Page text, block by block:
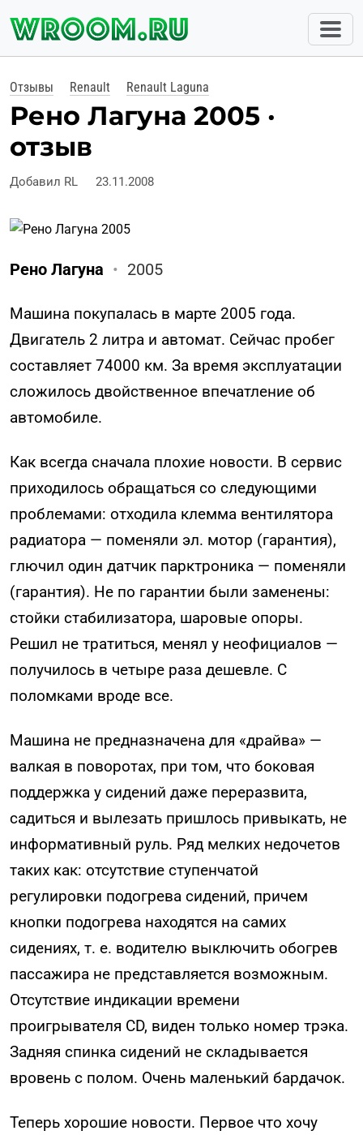
Отзывы Renault Renault Laguna
Рено Лагуна 2005 ·
отзыв
Добавил RL 23.11.2008
Рено Лагуна • 2005
Машина покупалась в марте 2005 года.
Двигатель 2 литра и автомат. Сейчас пробег
составляет 74000 км. За время эксплуатации
сложилось двойственное впечатление об
автомобиле.
Как всегда сначала плохие новости. В сервис
приходилось обращаться со следующими
проблемами: отходила клемма вентилятора
радиатора — поменяли эл. мотор (гарантия),
глючил один датчик парктроника — поменяли
(гарантия). Не по гарантии были заменены:
стойки стабилизатора, шаровые опоры.
Решил не тратиться, менял у неофициалов —
получилось в четыре раза дешевле. С
поломками вроде все.
Машина не предназначена для «драйва» —
валкая в поворотах, при том, что боковая
поддержка у сидений даже переразвита,
садиться и вылезать пришлось привыкать, не
информативный руль. Ряд мелких недочетов
таких как: отсутствие ступенчатой
регулировки подогрева сидений, причем
кнопки подогрева находятся на самих
сидениях, т. е. водителю выключить обогрев
пассажира не представляется возможным.
Отсутствие индикации времени
проигрывателя CD, виден только номер трэка.
Задняя спинка сидений не складывается
вровень с полом. Очень маленький бардачок.
Теперь хорошие новости. Первое что хочу